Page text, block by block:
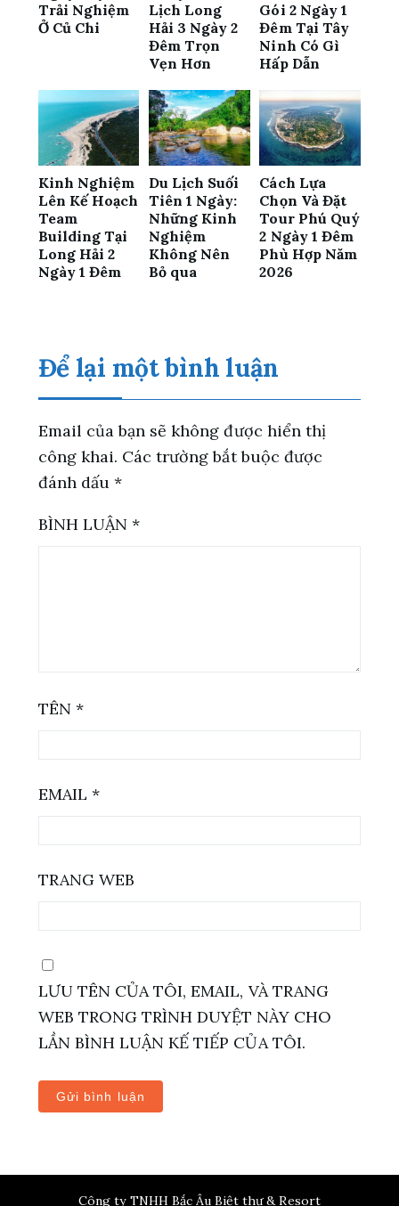
Trải Nghiệm
Ở Củ Chi
Lịch Long
Hải 3 Ngày 2
Đêm Trọn
Vẹn Hơn
Gói 2 Ngày 1
Đêm Tại Tây
Ninh Có Gì
Hấp Dẫn
Kinh Nghiệm
Lên Kế Hoạch
Team
Building Tại
Long Hải 2
Ngày 1 Đêm
Du Lịch Suối
Tiên 1 Ngày:
Những Kinh
Nghiệm
Không Nên
Bỏ qua
Cách Lựa
Chọn Và Đặt
Tour Phú Quý
2 Ngày 1 Đêm
Phù Hợp Năm
2026
Để lại một bình luận
Email của bạn sẽ không được hiển thị
công khai. Các trường bắt buộc được
đánh dấu *
BÌNH LUẬN *
TÊN *
EMAIL *
TRANG WEB
LƯU TÊN CỦA TÔI, EMAIL, VÀ TRANG
WEB TRONG TRÌNH DUYỆT NÀY CHO
LẦN BÌNH LUẬN KẾ TIẾP CỦA TÔI.
Công ty TNHH Bắc Âu Biệt thự & Resort